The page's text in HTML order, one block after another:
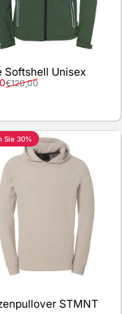
Softshell Unisex
Preis
€120,00
Sie 30%
STMNT